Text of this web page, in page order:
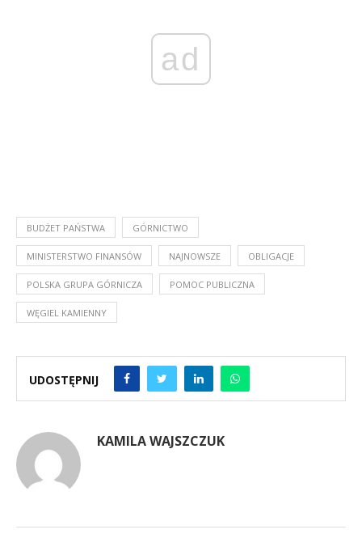
ad
BUDŻET PAŃSTWA GÓRNICTWO
MINISTERSTWO FINANSÓW NAJNOWSZE OBLIGACJE
POLSKA GRUPA GÓRNICZA POMOC PUBLICZNA
WĘGIEL KAMIENNY
UDOSTĘPNIJ
KAMILA WAJSZCZUK